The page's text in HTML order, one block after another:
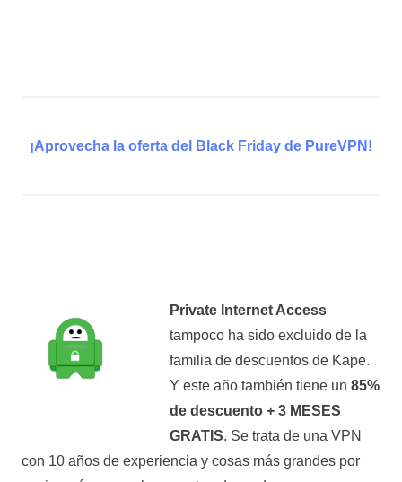
¡Aprovecha la oferta del Black Friday de PureVPN!
Private Internet Access
tampoco ha sido excluido de la
familia de descuentos de Kape.
Y este año también tiene un 85%
de descuento + 3 MESES
GRATIS. Se trata de una VPN
con 10 años de experiencia y cosas más grandes por